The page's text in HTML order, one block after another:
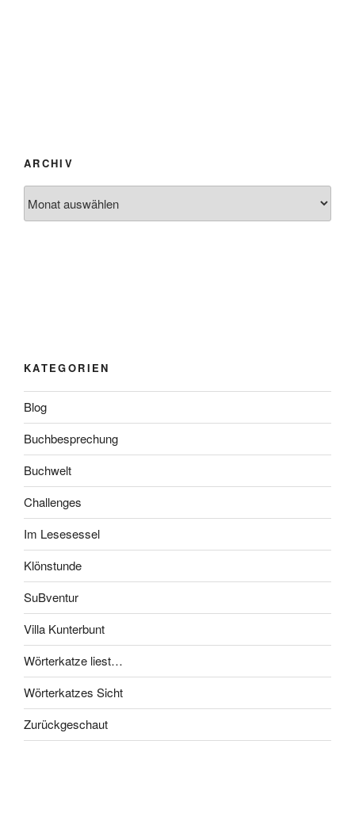
ARCHIV
KATEGORIEN
Blog
Buchbesprechung
Buchwelt
Challenges
Im Lesesessel
Klönstunde
SuBventur
Villa Kunterbunt
Wörterkatze liest…
Wörterkatzes Sicht
Zurückgeschaut